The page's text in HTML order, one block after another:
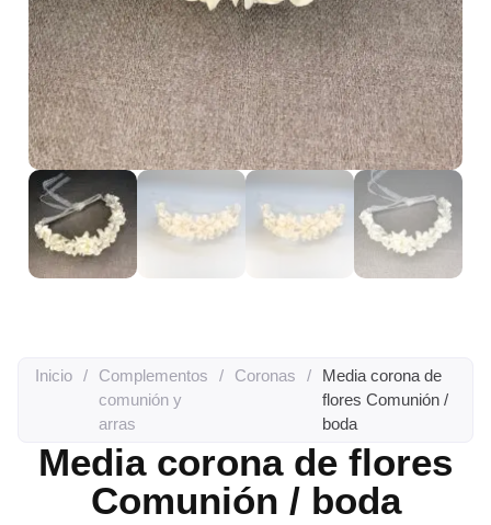
Inicio /
Complementos
comunión y
arras
/ Coronas /
Media corona de
flores Comunión /
boda
Media corona de flores
Comunión / boda